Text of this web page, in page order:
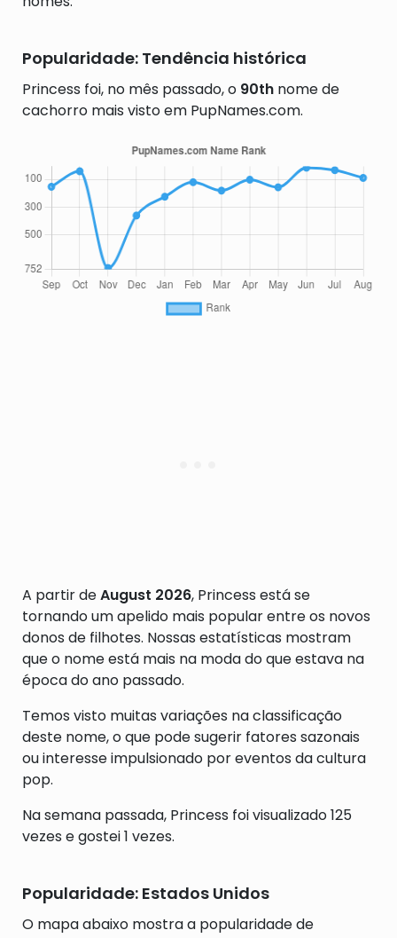
Popularidade: Tendência histórica
Princess foi, no mês passado, o 90th nome de
cachorro mais visto em PupNames.com.
A partir deAugust 2026, Princess está se
tornando um apelido mais popular entre os novos
donos de filhotes. Nossas estatísticas mostram
que o nome está mais na moda do que estava na
época do ano passado.
Temos visto muitas variações na classificação
deste nome, o que pode sugerir fatores sazonais
ou interesse impulsionado por eventos da cultura
pop.
Na semana passada, Princess foi visualizado 125
vezes e gostei 1 vezes.
Popularidade: Estados Unidos
O mapa abaixo mostra a popularidade de